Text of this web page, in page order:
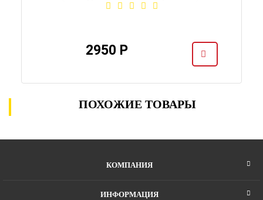
2950 Р
ПОХОЖИЕ ТОВАРЫ
КОМПАНИЯ
ИНФОРМАЦИЯ